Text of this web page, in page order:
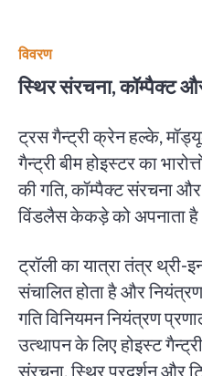
विवरण
स्थिर संरचना, कॉम्पैक्ट
ट्रस गैन्ट्री क्रेन हल्के,
गैन्ट्री बीम होइस्टर का
की गति, कॉम्पैक्ट संरचना
विंडलैस केकड़े को अपनाता
ट्रॉली का यात्रा तंत्र थ्री-
संचालित होता है और
गति विनियमन नियंत्रण
उत्थापन के लिए होइस्ट
संरचना, स्थिर प्रदर्शन और